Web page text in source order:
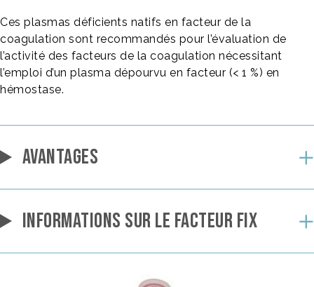
Ces plasmas déficients natifs en facteur de la
coagulation sont recommandés pour l’évaluation de
l’activité des facteurs de la coagulation nécessitant
l’emploi d’un plasma dépourvu en facteur (< 1 %) en
hémostase.
AVANTAGES
INFORMATIONS SUR LE FACTEUR FIX